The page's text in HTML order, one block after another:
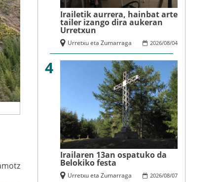
Irailetik aurrera, hainbat arte
tailer izango dira aukeran
Urretxun
2026/08/04
Urretxu eta Zumarraga
4
Irailaren 13an ospatuko da
Belokiko festa
2026/08/07
Urretxu eta Zumarraga